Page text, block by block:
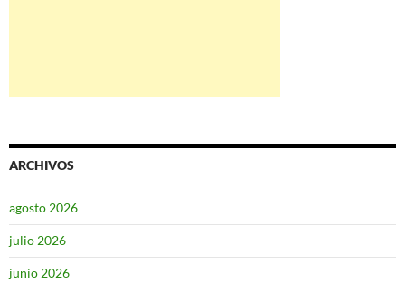
ARCHIVOS
agosto 2026
julio 2026
junio 2026